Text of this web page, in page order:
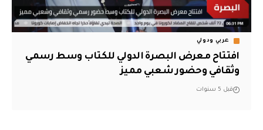
عربي ودولي
افتتاح معرض البصرة الدولي للكتاب وسط رسمي
وثقافي وحضور شعبي مميز
قبل 5 سنوات